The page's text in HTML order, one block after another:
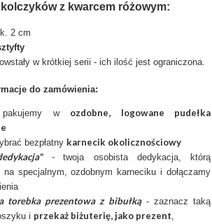
z kwarcem różowym:
2 cm
w krótkiej serii - ich ilość jest ograniczona.
do zamówienia:
pakujemy w ozdobne, logowane pudełka
bezpłatny karnecik okolicznościowy
-twoja osobista dedykacja, którą
na specjalnym, ozdobnym karneciku i dołączamy
torebka prezentowa z bibułką- zaznacz taką
i przekaż biżuterię, jako prezent,